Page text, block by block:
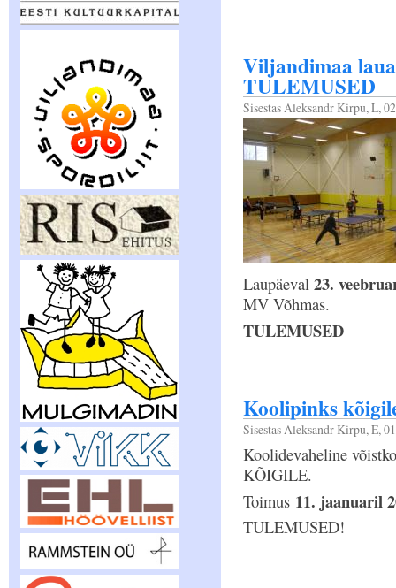
Viljandimaa
TULEMUSED
SisestasAleksandr Kirpu, L,
Laupäeval 23.
MV Võhmas.
TULEMUSED
Koolipinks
SisestasAleksandr Kirpu, E,
Koolidevaheline
KÕIGILE.
Toimus 11. jaanuaril
TULEMUSED!